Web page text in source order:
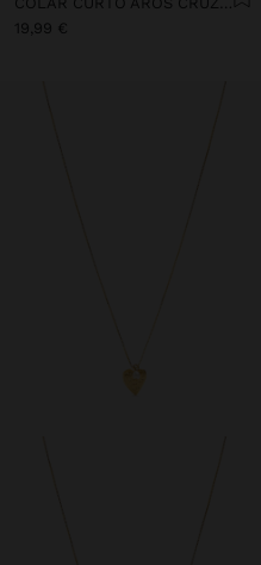
19,99 €